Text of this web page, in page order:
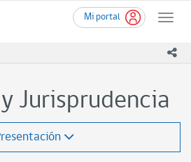
Mi portal
Toggle
Jurisprudencia